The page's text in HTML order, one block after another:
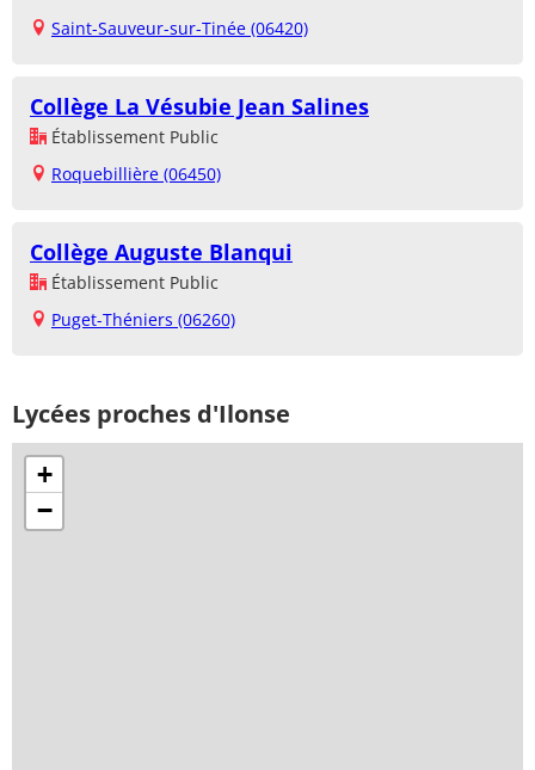
Saint-Sauveur-sur-Tinée (06420)
Collège La Vésubie Jean Salines
Établissement Public
Roquebillière (06450)
Collège Auguste Blanqui
Établissement Public
Puget-Théniers (06260)
Lycées proches d'Ilonse
+
−